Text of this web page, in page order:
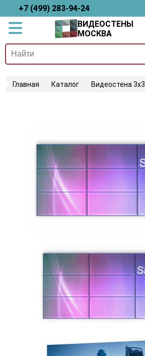
+7 (499) 283-94-24
ВИДЕОСТЕНЫ
МОСКВА
Главная Каталог Видеостена 3х3